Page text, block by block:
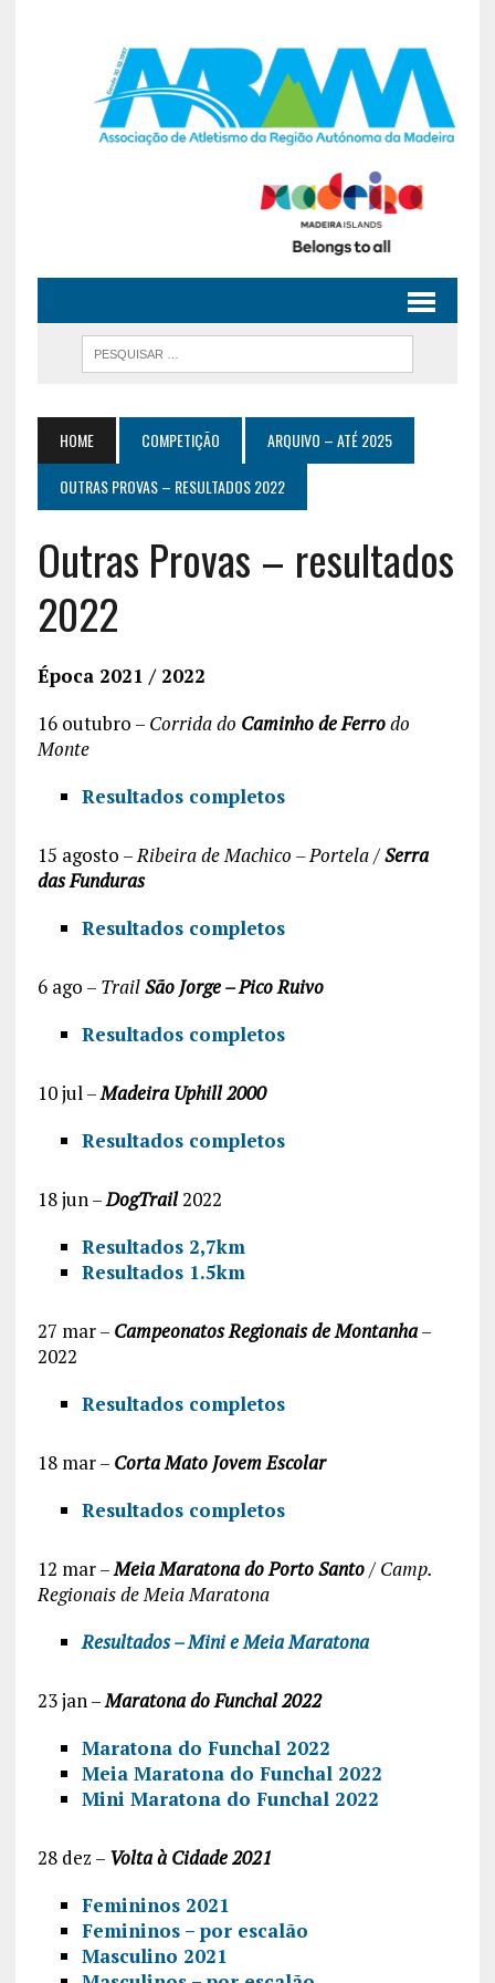
HOME COMPETIÇÃO
ARQUIVO – ATÉ 2025
OUTRAS PROVAS – RESULTADOS 2022
Outras Provas – resultados
2022
Época 2021 / 2022
16 outubro – Corrida do Caminho de Ferrodo
Monte
Resultados completos
15 agosto –Ribeira de Machico – Portela /Serra
das Funduras
Resultados completos
6 ago – TrailSão Jorge – Pico Ruivo
Resultados completos
10 jul –Madeira Uphill 2000
Resultados completos
18 jun –DogTrail2022
Resultados 2,7km
Resultados 1.5km
27 mar – Campeonatos Regionais de Montanha–
2022
Resultados completos
18 mar – Corta Mato Jovem Escolar
Resultados completos
12 mar –Meia Maratona do Porto Santo/ Camp.
Regionais de Meia Maratona
Resultados – Mini e Meia Maratona
23 jan –Maratona do Funchal 2022
Maratona do Funchal 2022
Meia Maratona do Funchal 2022
Mini Maratona do Funchal 2022
28 dez – Volta à Cidade 2021
Femininos 2021
Femininos – por escalão
Masculino 2021